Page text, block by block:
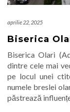
aprilie 22, 2025
Biserica
Biserica Olari
dintre cele mai
pe locul unei
numele breslei
păstrează